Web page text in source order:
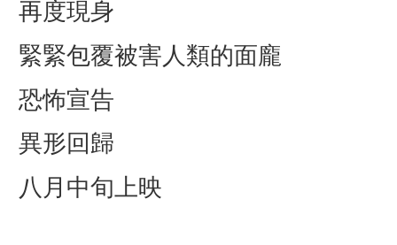
再度現身
緊緊包覆被害人類的面龐
恐怖宣告
異形回歸
八月中旬上映